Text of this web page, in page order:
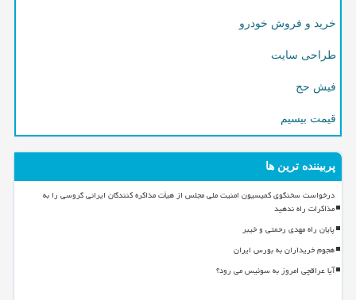
خرید و فروش خودرو
طراحی سایت
فیش حج
قیمت بیسیم
پربیننده ترین ها
درخواست سخنگوی کمیسیون امنیت ملی مجلس از هیأت مذاکره کنندگان ایرانی گروسی را به
مذاکرات راه ندهید
پایان راه مهدی رحمتی و خیبر
هجوم خریداران به بورس ایران
آیا عراقچی امروز به سوئیس می رود؟